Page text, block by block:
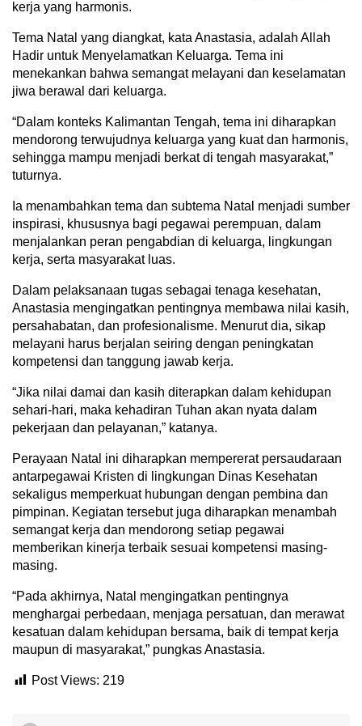
kerja yang harmonis.
Tema Natal yang diangkat, kata Anastasia, adalah Allah
Hadir untuk Menyelamatkan Keluarga. Tema ini
menekankan bahwa semangat melayani dan keselamatan
jiwa berawal dari keluarga.
“Dalam konteks Kalimantan Tengah, tema ini diharapkan
mendorong terwujudnya keluarga yang kuat dan harmonis,
sehingga mampu menjadi berkat di tengah masyarakat,”
tuturnya.
Ia menambahkan tema dan subtema Natal menjadi sumber
inspirasi, khususnya bagi pegawai perempuan, dalam
menjalankan peran pengabdian di keluarga, lingkungan
kerja, serta masyarakat luas.
Dalam pelaksanaan tugas sebagai tenaga kesehatan,
Anastasia mengingatkan pentingnya membawa nilai kasih,
persahabatan, dan profesionalisme. Menurut dia, sikap
melayani harus berjalan seiring dengan peningkatan
kompetensi dan tanggung jawab kerja.
“Jika nilai damai dan kasih diterapkan dalam kehidupan
sehari-hari, maka kehadiran Tuhan akan nyata dalam
pekerjaan dan pelayanan,” katanya.
Perayaan Natal ini diharapkan mempererat persaudaraan
antarpegawai Kristen di lingkungan Dinas Kesehatan
sekaligus memperkuat hubungan dengan pembina dan
pimpinan. Kegiatan tersebut juga diharapkan menambah
semangat kerja dan mendorong setiap pegawai
memberikan kinerja terbaik sesuai kompetensi masing-
masing.
“Pada akhirnya, Natal mengingatkan pentingnya
menghargai perbedaan, menjaga persatuan, dan merawat
kesatuan dalam kehidupan bersama, baik di tempat kerja
maupun di masyarakat,” pungkas Anastasia.
Post Views: 219